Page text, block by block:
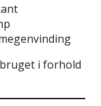
i forhold